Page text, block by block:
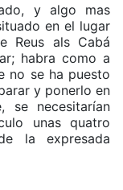
y algo mas
en el lugar
Reus als Cabá
habra como a
no se ha puesto
y ponerlo en
se necesitarían
unas quatro
la expresada